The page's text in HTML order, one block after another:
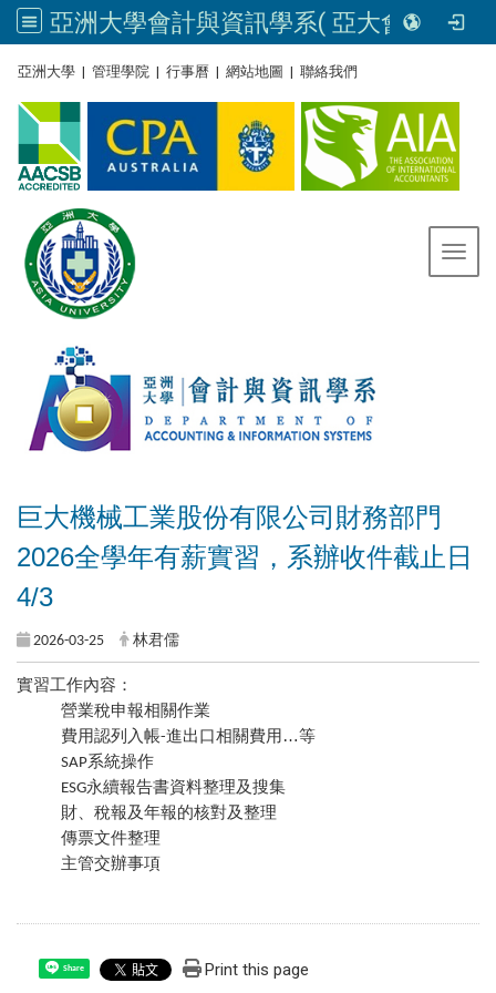
亞洲大學會計與資訊學系( 亞大會資系官網) | Asia University, Taiwan
亞洲大學 | 管理學院 | 行事曆 | 網站地圖 | 聯絡我們
巨大機械工業股份有限公司財務部門
2026全學年有薪實習，系辦收件截止日
4/3
2026-03-25 林君儒
實習工作內容：
營業稅申報相關作業
費用認列入帳-進出口相關費用…等
SAP系統操作
ESG永續報告書資料整理及搜集
財、稅報及年報的核對及整理
傳票文件整理
主管交辦事項
Share Print this page